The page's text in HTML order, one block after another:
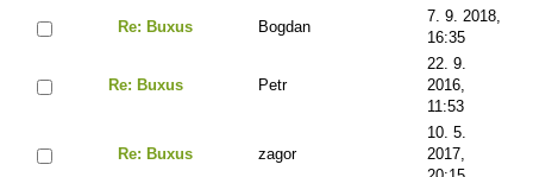
Re: Buxus Bogdan
7. 9. 2018,
16:35
Re: Buxus Petr
22. 9.
2016,
11:53
Re: Buxus zagor
10. 5.
2017,